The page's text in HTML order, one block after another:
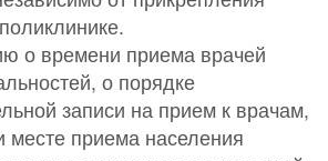
о времени приема врачей
о порядке
записи на прием к врачам,
месте приема населения